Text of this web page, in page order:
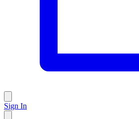
Sign In